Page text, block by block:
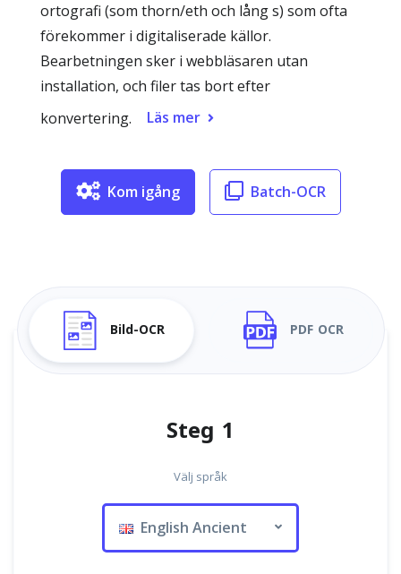
ortografi (som thorn/eth och lång s) som ofta
förekommer i digitaliserade källor.
Bearbetningen sker i webbläsaren utan
installation, och filer tas bort efter
konvertering.
Läs mer
Kom igång Batch-OCR
Bild-OCR PDF OCR
Steg 1
Välj språk
English Ancient